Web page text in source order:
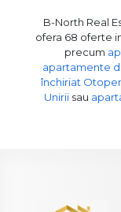
B-North Real
ofera 68 oferte
precum
apartamente
închiriat
Unirii sau